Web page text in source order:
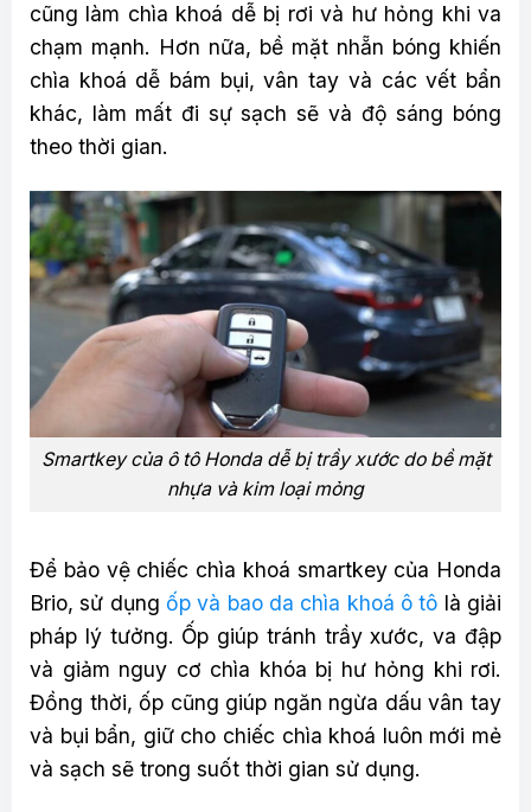
cũng làm chìa khoá dễ bị rơi và hư hỏng khi va
chạm mạnh. Hơn nữa, bề mặt nhẵn bóng khiến
chìa khoá dễ bám bụi, vân tay và các vết bẩn
khác, làm mất đi sự sạch sẽ và độ sáng bóng
theo thời gian.
Smartkey của ô tô Honda dễ bị trầy xước do bề mặt
nhựa và kim loại mỏng
Để bảo vệ chiếc chìa khoá smartkey của Honda
Brio, sử dụng ốp và bao da chìa khoá ô tô là giải
pháp lý tưởng. Ốp giúp tránh trầy xước, va đập
và giảm nguy cơ chìa khóa bị hư hỏng khi rơi.
Đồng thời, ốp cũng giúp ngăn ngừa dấu vân tay
và bụi bẩn, giữ cho chiếc chìa khoá luôn mới mẻ
và sạch sẽ trong suốt thời gian sử dụng.